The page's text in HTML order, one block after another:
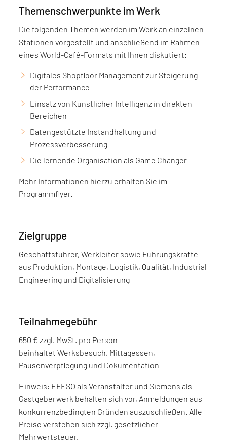
Themenschwerpunkte im Werk
Die folgenden Themen werden im Werk an einzelnen
Stationen vorgestellt und anschließend im Rahmen
eines World-Café-Formats mit Ihnen diskutiert:
Digitales Shopfloor Management zur Steigerung
der Performance
Einsatz von Künstlicher Intelligenz in direkten
Bereichen
Datengestützte Instandhaltung und
Prozessverbesserung
Die lernende Organisation als Game Changer
Mehr Informationen hierzu erhalten Sie im
Programmflyer.
Zielgruppe
Geschäftsführer, Werkleiter sowie Führungskräfte
aus Produktion, Montage, Logistik, Qualität, Industrial
Engineering und Digitalisierung
Teilnahmegebühr
650 € zzgl. MwSt. pro Person
beinhaltet Werksbesuch, Mittagessen,
Pausenverpflegung und Dokumentation
Hinweis: EFESO als Veranstalter und Siemens als
Gastgeberwerk behalten sich vor, Anmeldungen aus
konkurrenzbedingten Gründen auszuschließen. Alle
Preise verstehen sich zzgl. gesetzlicher
Mehrwertsteuer.